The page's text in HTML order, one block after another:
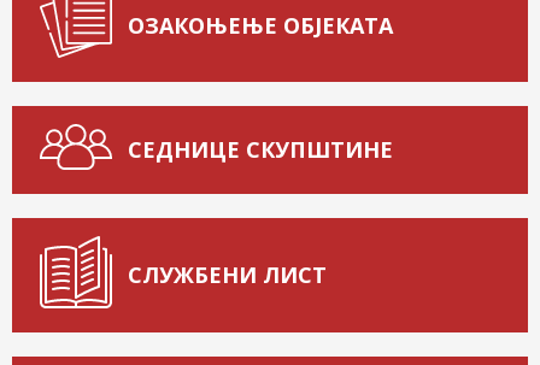
ОЗАКОЊЕЊЕ ОБЈЕКАТА
СЕДНИЦЕ СКУПШТИНЕ
СЛУЖБЕНИ ЛИСТ